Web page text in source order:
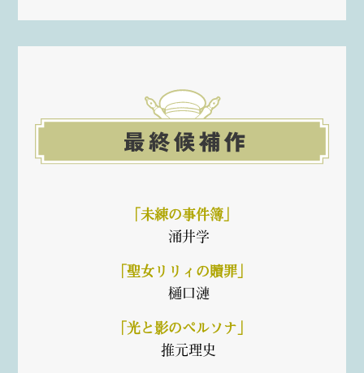
「未練の事件簿」
涌井学
「聖女リリィの贖罪」
樋口漣
「光と影のペルソナ」
推元理史